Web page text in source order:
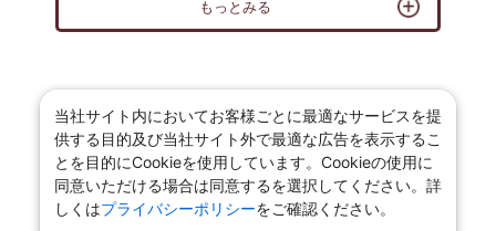
もっとみる
当社サイト内においてお客様ごとに最適なサービスを提
供する目的及び当社サイト外で最適な広告を表示するこ
とを目的にCookieを使用しています。Cookieの使用に
同意いただける場合は同意するを選択してください。詳
しくはプライバシーポリシーをご確認ください。